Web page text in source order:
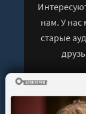
нам. У
старые
©